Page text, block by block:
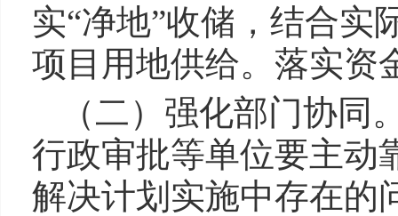
实“净地”收储，结合实
项目用地供给。落实资
（二）强化部门协
行政审批等单位要主动
解决计划实施中存在的